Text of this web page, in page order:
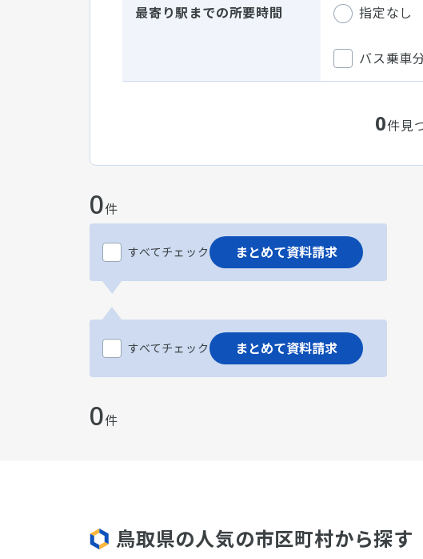
最寄り駅までの所要時間 指定なし
バス乗車
0件見
0件
すべてチェック まとめて資料請求
すべてチェック まとめて資料請求
0件
鳥取県の人気の市区町村から探す